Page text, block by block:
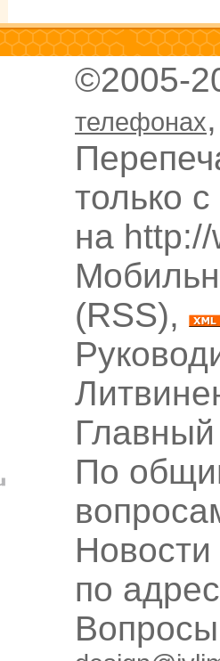
©2005-
телефонах
только
на
(RSS),
По
по